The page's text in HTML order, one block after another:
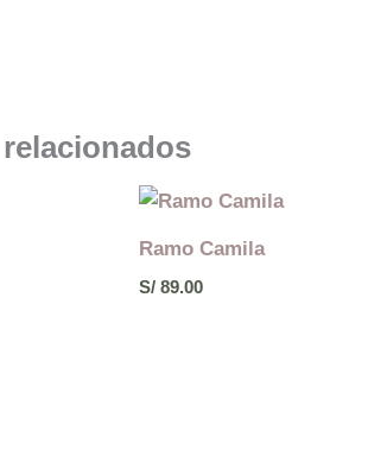
Ramo Camila
S/89.00